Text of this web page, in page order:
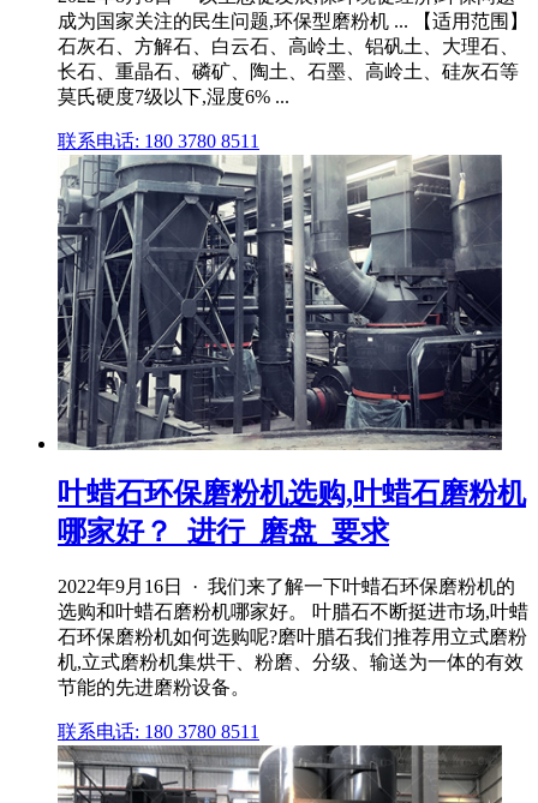
成为国家关注的民生问题,环保型磨粉机 ... 【适用范围】
石灰石、方解石、白云石、高岭土、铝矾土、大理石、
长石、重晶石、磷矿、陶土、石墨、高岭土、硅灰石等
莫氏硬度7级以下,湿度6% ...
联系电话: 180 3780 8511
叶蜡石环保磨粉机选购,叶蜡石磨粉机
哪家好？_进行_磨盘_要求
2022年9月16日 · 我们来了解一下叶蜡石环保磨粉机的
选购和叶蜡石磨粉机哪家好。 叶腊石不断挺进市场,叶蜡
石环保磨粉机如何选购呢?磨叶腊石我们推荐用立式磨粉
机,立式磨粉机集烘干、粉磨、分级、输送为一体的有效
节能的先进磨粉设备。
联系电话: 180 3780 8511